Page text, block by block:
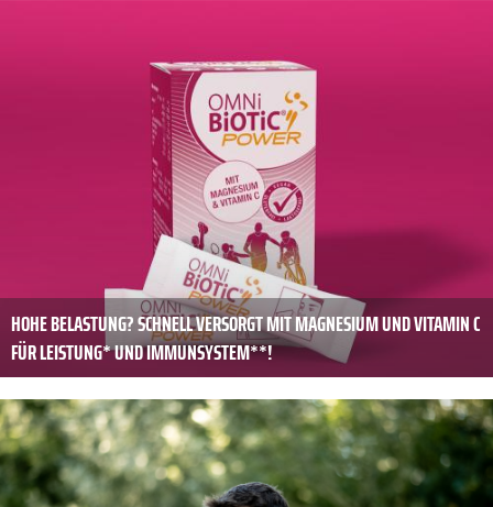
HOHE BELASTUNG? SCHNELL VERSORGT MIT MAGNESIUM UND VITAMIN C
FÜR LEISTUNG* UND IMMUNSYSTEM**!